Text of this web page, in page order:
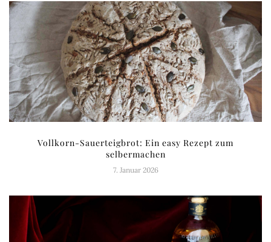
Vollkorn-Sauerteigbrot: Ein easy Rezept zum
selbermachen
7. Januar 2026